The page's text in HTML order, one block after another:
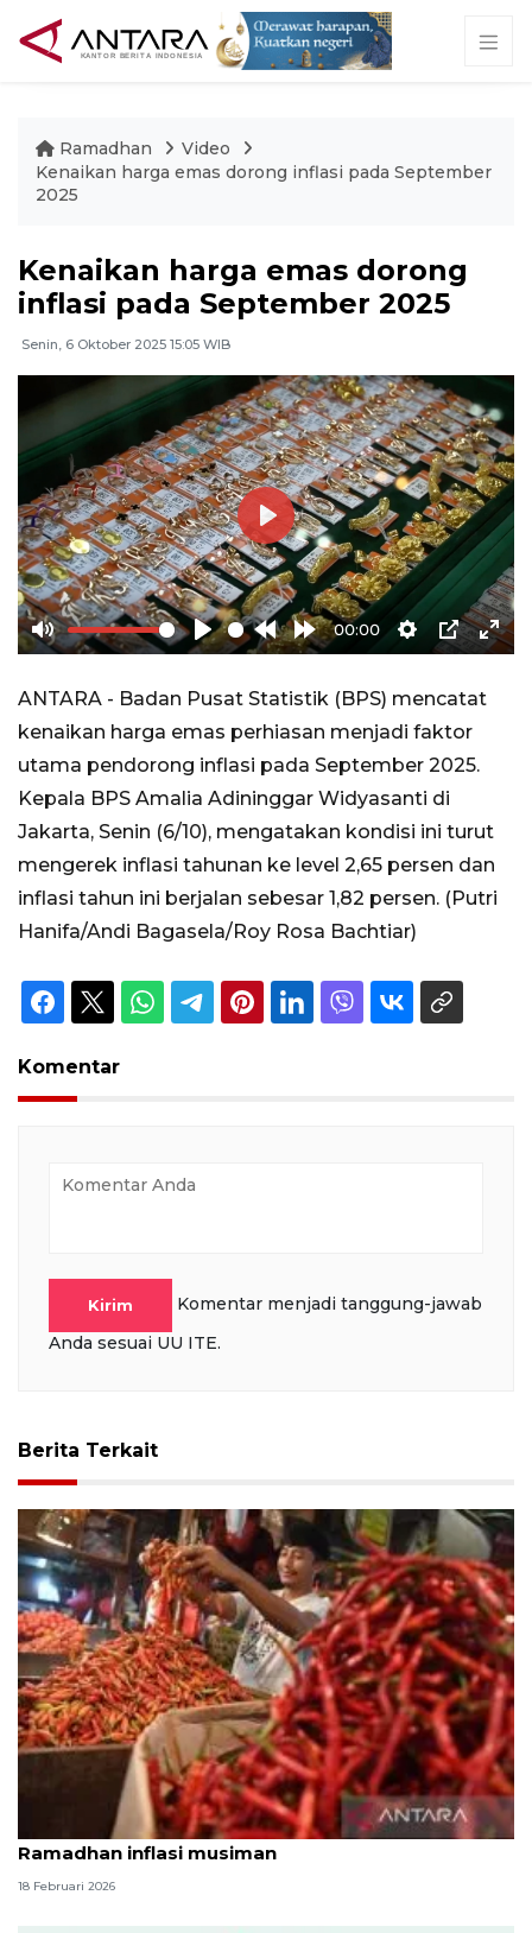
Ramadhan
Video
Kenaikan harga emas dorong inflasi pada September
2025
Kenaikan harga emas dorong
inflasi pada September 2025
Senin, 6 Oktober 2025 15:05 WIB
Mute Play
Rewind
10s
Forward
10s
00:00
Settings
PIP
Play
ANTARA - Badan Pusat Statistik (BPS) mencatat
kenaikan harga emas perhiasan menjadi faktor
utama pendorong inflasi pada September 2025.
Kepala BPS Amalia Adininggar Widyasanti di
Jakarta, Senin (6/10), mengatakan kondisi ini turut
mengerek inflasi tahunan ke level 2,65 persen dan
inflasi tahun ini berjalan sebesar 1,82 persen. (Putri
Hanifa/Andi Bagasela/Roy Rosa Bachtiar)
Komentar
Kirim
Komentar menjadi tanggung-jawab
Anda sesuai UU ITE.
Berita Terkait
Indef nilai kenaikan harga cabai menjelang
Ramadhan inflasi musiman
18 Februari 2026